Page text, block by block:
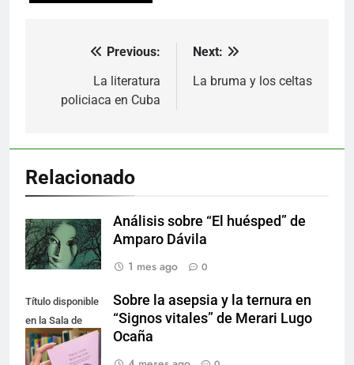
Navegación
entradas
Previous:
La literatura
policiaca en Cuba
Next:
La bruma y los celtas
Relacionado
Análisis sobre “El huésped” de
Amparo Dávila
1 mes ago
0
Título disponible
en la Sala de
Literatura.
Créditos de la
Sobre la asepsia y la ternura en
“Signos vitales” de Merari Lugo
Ocaña